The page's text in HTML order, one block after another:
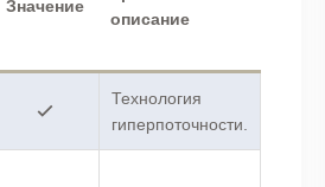
Значение
описание
Технология
гиперпоточности.